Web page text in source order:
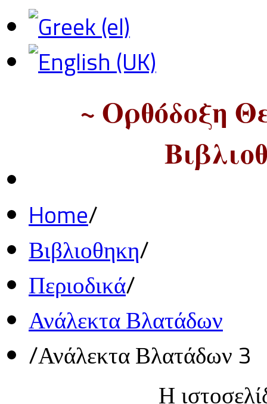
~ Ορθόδοξη
Home/
Βιβλιοθηκη/
Περιοδικά/
Ανάλεκτα Βλατάδων
/Ανάλεκτα Βλατάδων 3
Η